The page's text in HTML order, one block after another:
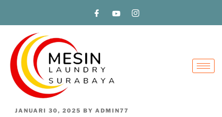
JANUARI 30, 2025 BY ADMIN77